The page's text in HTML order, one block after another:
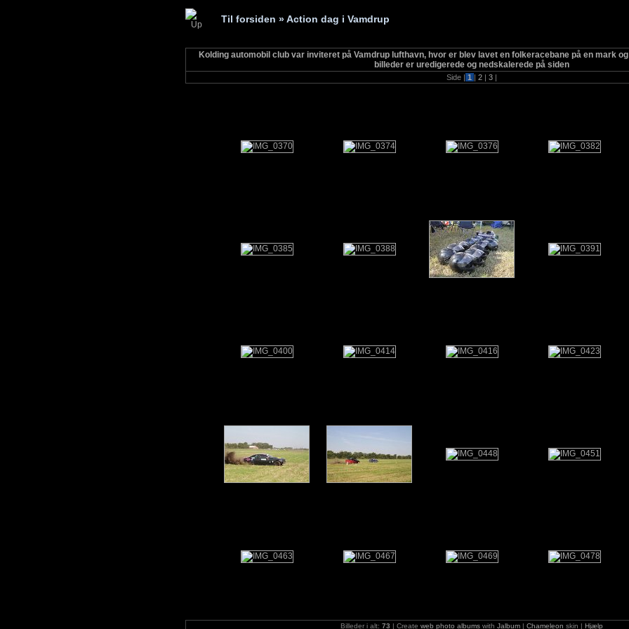
Til forsiden » Action dag i Vamdrup
Kolding automobil club var inviteret på Vamdrup lufthavn, hvor er blev lavet en folkeracebane på en mark
billeder er uredigerede og nedskalerede på siden
Side | 1 | 2 | 3 |
Billeder i alt: 73 | Create web photo albums with Jalbum | Chameleon skin | Hjælp